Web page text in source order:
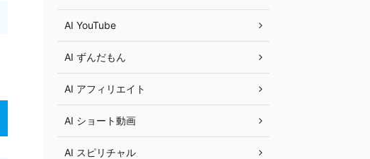
AI YouTube
AI ずんだもん
AI アフィリエイト
AI ショート動画
AI スピリチャル